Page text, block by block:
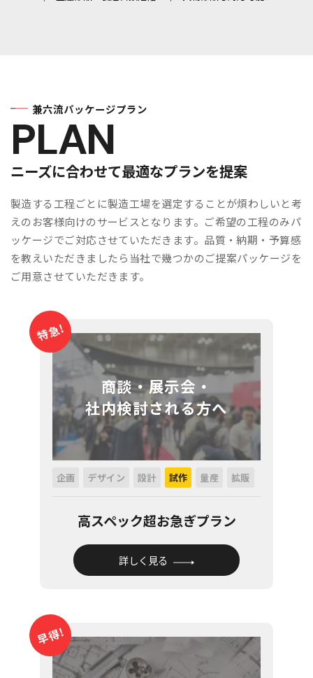
兼六流パッケージプラン
PLAN
ニーズに合わせて最適なプランを提案
製造する工程ごとに製造工場を選定することが煩わしいと考
えのお客様向けのサービスとなります。ご希望の工程のみパ
ッケージでご対応させていただきます。品質・納期・予算感
を教えいただきましたら当社で幾つかのご提案パッケージを
ご用意させていただきます。
特急!
商談・展示会・
社内検討される方へ
企画 デザイン 設計 試作 量産 拡販
高スペック超お急ぎプラン
詳しく見る
早得!